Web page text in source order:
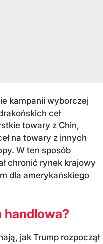
kampanii wyborczej
ceł
towary z Chin,
na towary z innych
W ten sposób
chronić rynek krajowy
dla amerykańskiego
handlowa?
jak Trump rozpoczął